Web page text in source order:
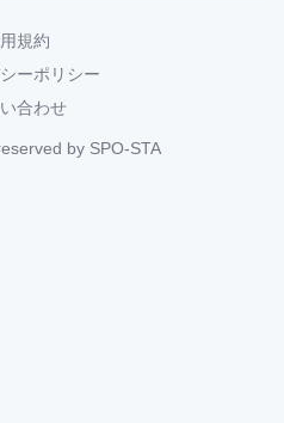
規約
ーポリシー
合わせ
by SPO-STA